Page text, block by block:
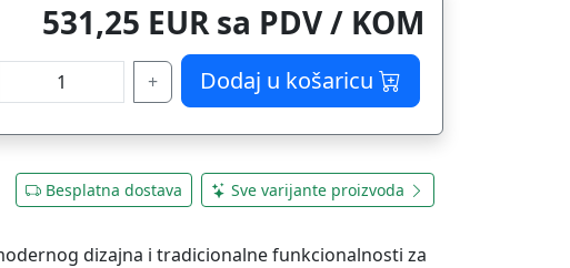
531,25 EUR sa PDV / KOM
+ Dodaj u košaricu
Besplatna dostava Sve varijante proizvoda
dizajna i tradicionalne funkcionalnosti za